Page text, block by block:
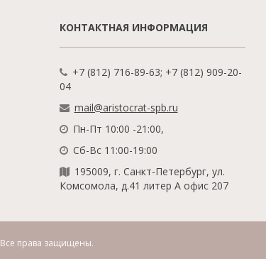
КОНТАКТНАЯ ИНФОРМАЦИЯ
+7 (812) 716-89-63; +7 (812) 909-20-
04
mail@aristocrat-spb.ru
Пн-Пт 10:00 -21:00,
Сб-Вс 11:00-19:00
195009, г. Санкт-Петербург, ул.
Комсомола, д.41 литер А офис 207
Все права защищены.